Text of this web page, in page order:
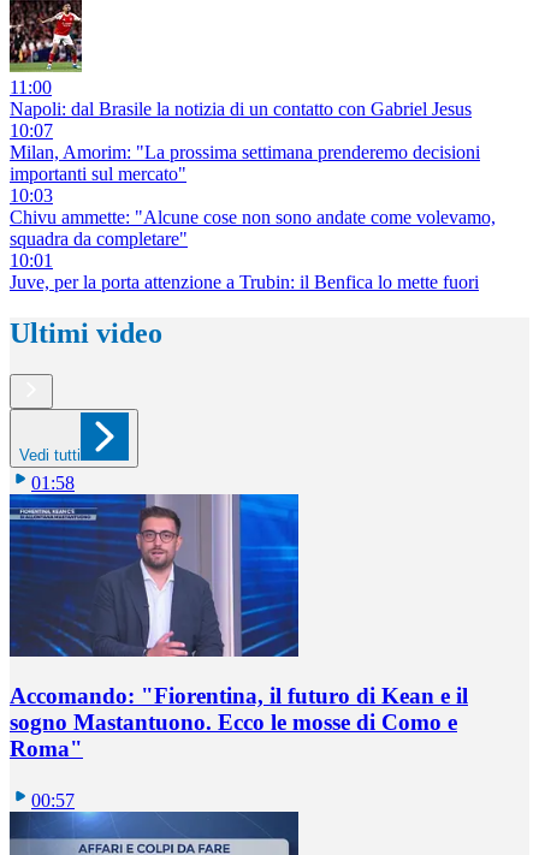
11:00
Napoli: dal Brasile la notizia di un contatto con Gabriel Jesus
10:07
Milan, Amorim: "La prossima settimana prenderemo decisioni
importanti sul mercato"
10:03
Chivu ammette: "Alcune cose non sono andate come volevamo,
squadra da completare"
10:01
Juve, per la porta attenzione a Trubin: il Benfica lo mette fuori
Ultimi video
Vedi tutti
01:58
Accomando: "Fiorentina, il futuro di Kean e il
sogno Mastantuono. Ecco le mosse di Como e
Roma"
00:57